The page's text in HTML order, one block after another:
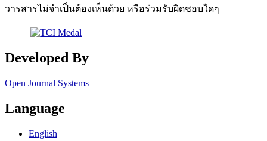
วารสารไม่จำเป็นต้องเห็นด้วย หรือร่วมรับผิดชอบใดๆ
Developed By
Open Journal Systems
Language
English